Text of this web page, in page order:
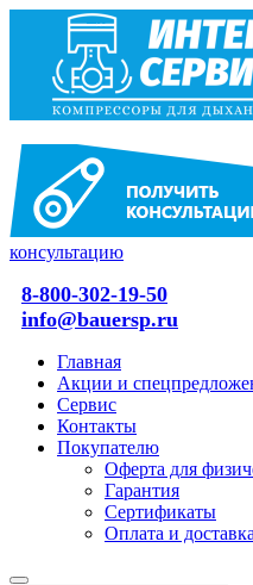
консультацию
8-800-302-19-50
info@bauersp.ru
Главная
Акции и
Сервис
Контакты
Покупателю
Оферта для
Гарантия
Сертификаты
Оплата и доставка